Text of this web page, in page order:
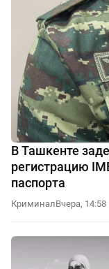
В Ташкенте
регистрацию
паспорта
КриминалВчера, 14:58